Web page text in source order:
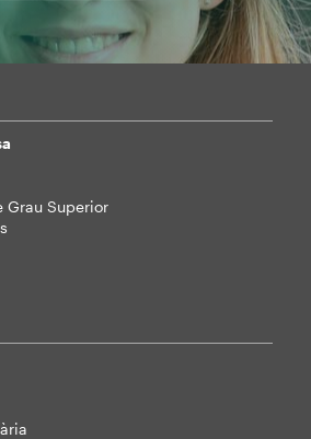
Grau Superior